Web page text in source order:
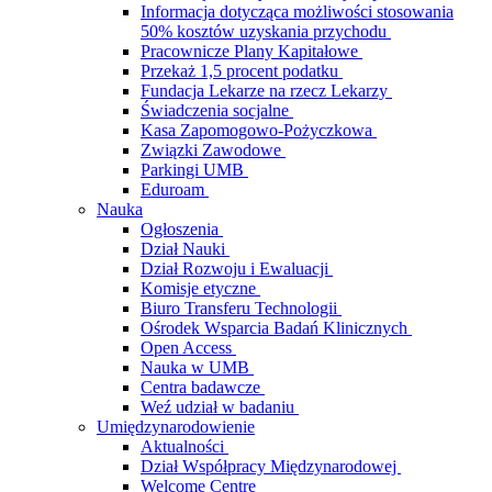
Informacja dotycząca możliwości stosowania
50% kosztów uzyskania przychodu
Pracownicze Plany Kapitałowe
Przekaż 1,5 procent podatku
Fundacja Lekarze na rzecz Lekarzy
Świadczenia socjalne
Kasa Zapomogowo-Pożyczkowa
Związki Zawodowe
Parkingi UMB
Eduroam
Nauka
Ogłoszenia
Dział Nauki
Dział Rozwoju i Ewaluacji
Komisje etyczne
Biuro Transferu Technologii
Ośrodek Wsparcia Badań Klinicznych
Open Access
Nauka w UMB
Centra badawcze
Weź udział w badaniu
Umiędzynarodowienie
Aktualności
Dział Współpracy Międzynarodowej
Welcome Centre